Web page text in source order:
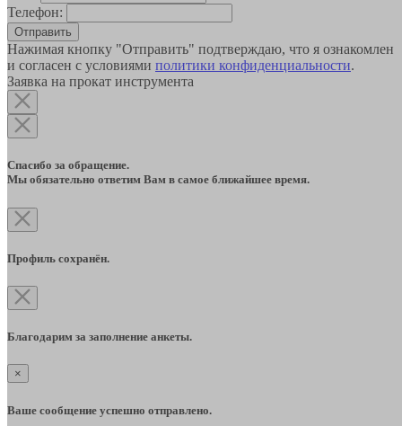
Телефон:
Отправить
Нажимая кнопку "Отправить" подтверждаю, что я ознакомлен
и согласен с условиями политики конфиденциальности.
Заявка на прокат инструмента
Спасибо за обращение.
Мы обязательно ответим Вам в самое ближайшее время.
Профиль сохранён.
Благодарим за заполнение анкеты.
×
Ваше сообщение успешно отправлено.